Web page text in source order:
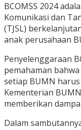
BCOMSS 2024
Komunikasi dan
(TJSL)
anak perusahaan
Penyelenggaraan
pemahaman
setiap BUMN
Kementerian
memberikan
Dalam